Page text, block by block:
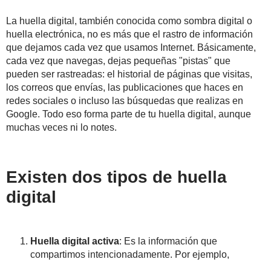
La huella digital, también conocida como sombra digital o
huella electrónica, no es más que el rastro de información
que dejamos cada vez que usamos Internet. Básicamente,
cada vez que navegas, dejas pequeñas "pistas" que
pueden ser rastreadas: el historial de páginas que visitas,
los correos que envías, las publicaciones que haces en
redes sociales o incluso las búsquedas que realizas en
Google. Todo eso forma parte de tu huella digital, aunque
muchas veces ni lo notes.
Existen dos tipos de huella
digital
Huella digital activa: Es la información que
compartimos intencionadamente. Por ejemplo,